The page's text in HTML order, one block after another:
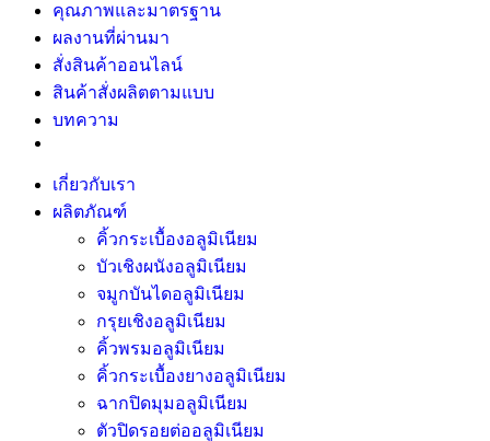
คุณภาพและมาตรฐาน
ผลงานที่ผ่านมา
สั่งสินค้าออนไลน์
สินค้าสั่งผลิตตามแบบ
บทความ
เกี่ยวกับเรา
ผลิตภัณฑ์
คิ้วกระเบื้องอลูมิเนียม
บัวเชิงผนังอลูมิเนียม
จมูกบันไดอลูมิเนียม
กรุยเชิงอลูมิเนียม
คิ้วพรมอลูมิเนียม
คิ้วกระเบื้องยางอลูมิเนียม
ฉากปิดมุมอลูมิเนียม
ตัวปิดรอยต่ออลูมิเนียม